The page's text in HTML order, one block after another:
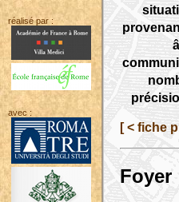
réalisé par :
avec :
[ < fiche
Foyer